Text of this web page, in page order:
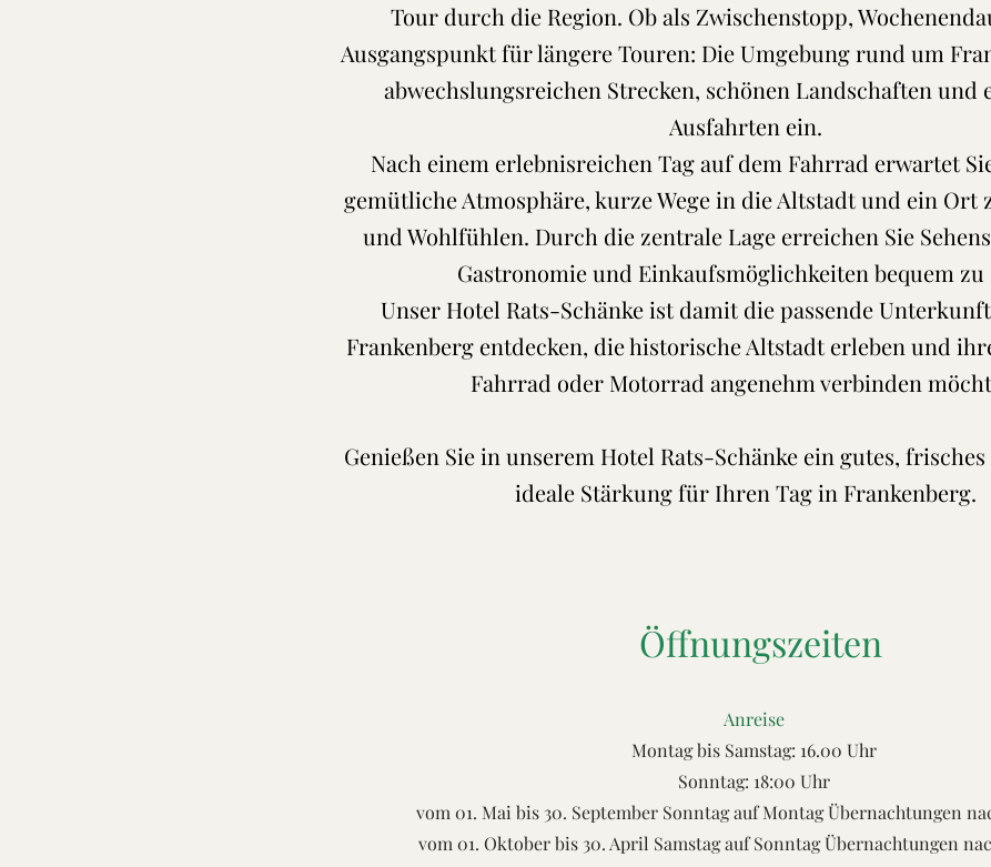
Tour durch die Region. Ob als Zwischenstopp,
Ausgangspunkt für längere Touren: Die Umgebung rund um
abwechslungsreichen Strecken, schönen Landschaften und
Ausfahrten ein.
Nach einem erlebnisreichen Tag auf dem Fahrrad erwartet
gemütliche Atmosphäre, kurze Wege in die Altstadt und ein Ort
und Wohlfühlen. Durch die zentrale Lage erreichen Sie
Gastronomie und Einkaufsmöglichkeiten bequem zu
Unser Hotel Rats-Schänke ist damit die passende
Frankenberg entdecken, die historische Altstadt erleben und
Fahrrad oder Motorrad angenehm verbinden
Genießen Sie in unserem Hotel Rats-Schänke ein gutes,
ideale Stärkung für Ihren Tag in Frankenberg.
Öffnungszeiten
Anreise
Montag bis Samstag: 16.00 Uhr
Sonntag: 18:00 Uhr
vom 01. Mai bis 30. September Sonntag auf Montag Übernachtungen
vom 01. Oktober bis 30. April Samstag auf Sonntag Übernachtungen